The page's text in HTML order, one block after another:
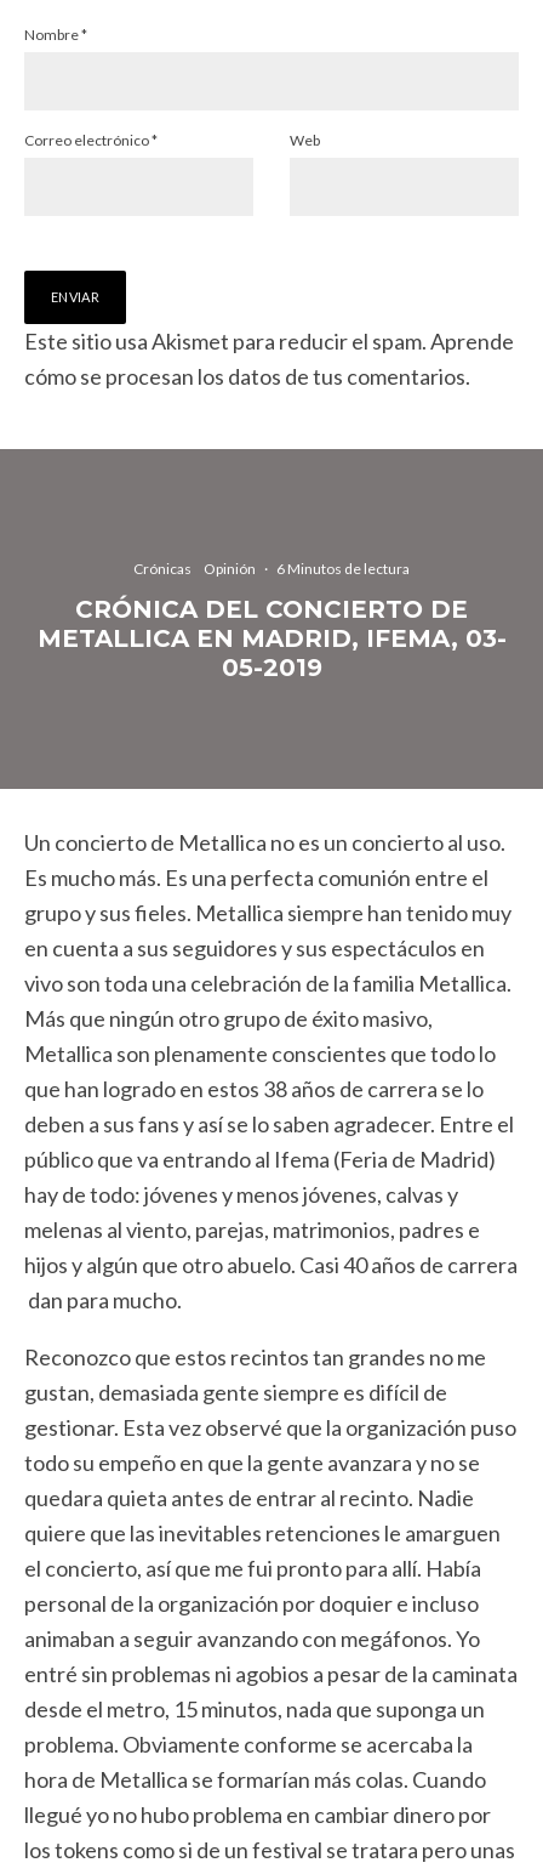
Nombre*
Correo electrónico* Web
Este sitio usa Akismet para reducir el spam.Aprende
cómo se procesan los datos de tus comentarios.
Crónicas Opinión · 6 Minutos de lectura
CRÓNICA DEL CONCIERTO DE
METALLICA EN MADRID, IFEMA, 03-
05-2019
Un concierto de Metallica no es un concierto al uso.
Es mucho más. Es una perfecta comunión entre el
grupo y sus fieles. Metallica siempre han tenido muy
en cuenta a sus seguidores y sus espectáculos en
vivo son toda una celebración de la familia Metallica.
Más que ningún otro grupo de éxito masivo,
Metallica son plenamente conscientes que todo lo
que han logrado en estos 38 años de carrera se lo
deben a sus fans y así se lo saben agradecer. Entre el
público que va entrando al Ifema (Feria de Madrid)
hay de todo: jóvenes y menos jóvenes, calvas y
melenas al viento, parejas, matrimonios, padres e
hijos y algún que otro abuelo. Casi 40 años de carrera
dan para mucho.
Reconozco que estos recintos tan grandes no me
gustan, demasiada gente siempre es difícil de
gestionar. Esta vez observé que la organización puso
todo su empeño en que la gente avanzara y no se
quedara quieta antes de entrar al recinto. Nadie
quiere que las inevitables retenciones le amarguen
el concierto, así que me fui pronto para allí. Había
personal de la organización por doquier e incluso
animaban a seguir avanzando con megáfonos. Yo
entré sin problemas ni agobios a pesar de la caminata
desde el metro, 15 minutos, nada que suponga un
problema. Obviamente conforme se acercaba la
hora de Metallica se formarían más colas. Cuando
llegué yo no hubo problema en cambiar dinero por
los tokens como si de un festival se tratara pero unas